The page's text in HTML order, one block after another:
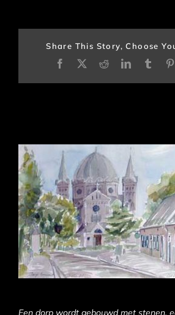
Share This Story, Choose
Facebook
X RedditLinkedInTumblr
Een dorp wordt gebouwd met stenen,